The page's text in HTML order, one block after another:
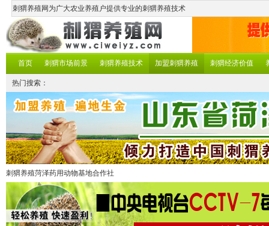
刺猬养殖网为广大农业养殖户提供专业的刺猬养殖技术
首页 刺猬市场前景 刺猬养殖技术 加盟刺猬养殖 刺猬经济价值
热门搜索：
刺猬养殖菏泽药用动物基地合作社